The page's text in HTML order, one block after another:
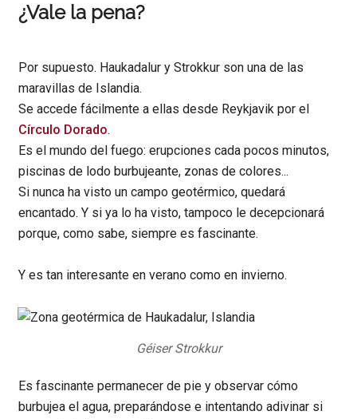
¿Vale la pena?
Por supuesto. Haukadalur y Strokkur son una de las
maravillas de Islandia.
Se accede fácilmente a ellas desde Reykjavik por el
Círculo Dorado.
Es el mundo del fuego: erupciones cada pocos minutos,
piscinas de lodo burbujeante, zonas de colores...
Si nunca ha visto un campo geotérmico, quedará
encantado. Y si ya lo ha visto, tampoco le decepcionará
porque, como sabe, siempre es fascinante.
Y es tan interesante en verano como en invierno.
Géiser Strokkur
Es fascinante permanecer de pie y observar cómo
burbujea el agua, preparándose e intentando adivinar si